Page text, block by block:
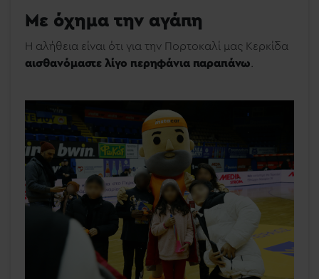
Με όχημα την αγάπη
Η αλήθεια είναι ότι για την Πορτοκαλί μας Κερκίδα
αισθανόμαστε λίγο περηφάνια παραπάνω